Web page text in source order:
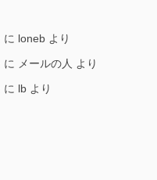
に loneb より
に メールの人 より
に lb より